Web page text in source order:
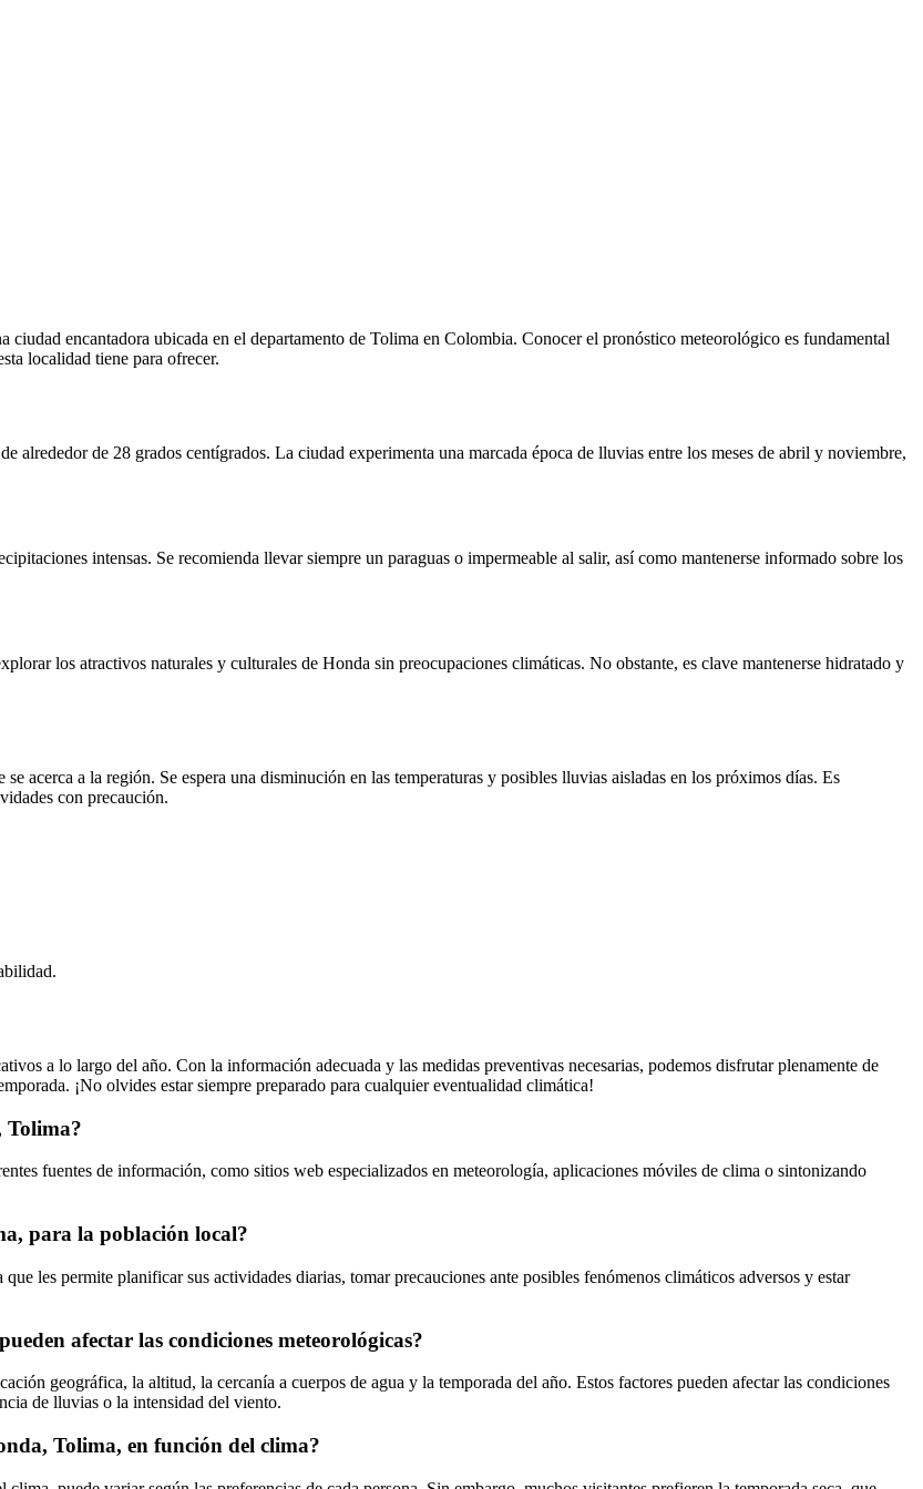
encantadora ubicada en el departamento de Tolima en Colombia. Conocer el pronóstico meteorológico es fundamental
localidad tiene para ofrecer.
alrededor de 28 grados centígrados. La ciudad experimenta una marcada época de lluvias entre los meses de abril y noviembre,
intensas. Se recomienda llevar siempre un paraguas o impermeable al salir, así como mantenerse informado sobre los
los atractivos naturales y culturales de Honda sin preocupaciones climáticas. No obstante, es clave mantenerse hidratado y
acerca a la región. Se espera una disminución en las temperaturas y posibles lluvias aisladas en los próximos días. Es
con precaución.
a lo largo del año. Con la información adecuada y las medidas preventivas necesarias, podemos disfrutar plenamente de
¡No olvides estar siempre preparado para cualquier eventualidad climática!
Tolima?
fuentes de información, como sitios web especializados en meteorología, aplicaciones móviles de clima o sintonizando
para la población local?
les permite planificar sus actividades diarias, tomar precauciones ante posibles fenómenos climáticos adversos y estar
afectar las condiciones meteorológicas?
geográfica, la altitud, la cercanía a cuerpos de agua y la temporada del año. Estos factores pueden afectar las condiciones
de lluvias o la intensidad del viento.
Tolima, en función del clima?